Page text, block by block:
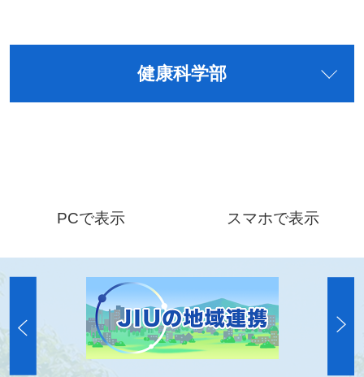
健康科学部
PCで表示 スマホで表示